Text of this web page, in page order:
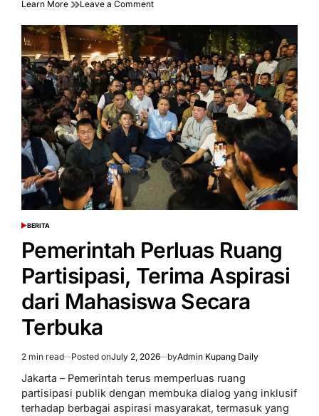
Learn More Leave a Commenton
Ajak
Publik
Sikapi
Isu
Ekonomi
secara
Objektif
di
Tengah
Aksi
Mahasiswa
POSTED
BERITA
Pemerintah Perluas Ruang
Partisipasi, Terima Aspirasi
dari Mahasiswa Secara
Terbuka
Estimated
read
time
2 min read Posted onJuly 2, 2026 byAdmin Kupang Daily
Jakarta – Pemerintah terus memperluas ruang
partisipasi publik dengan membuka dialog yang inklusif
terhadap berbagai aspirasi masyarakat, termasuk yang